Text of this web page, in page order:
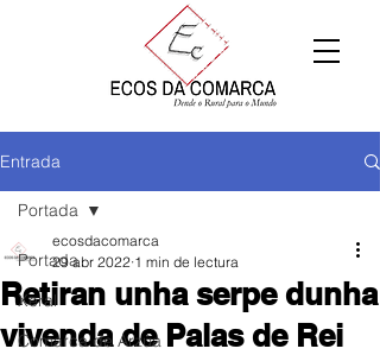
Entrada
Portada
Xeral
Comarca de Arzúa
Portada
Retiran unha serpe dunha
vivenda de Palas de Rei
ecosdacomarca
29 abr 2022 1 min de lectura